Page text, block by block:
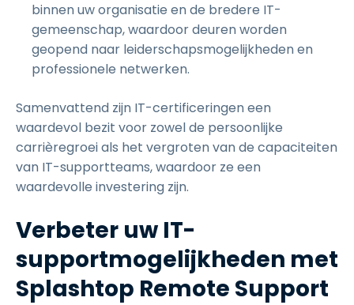
binnen uw organisatie en de bredere IT-
gemeenschap, waardoor deuren worden
geopend naar leiderschapsmogelijkheden en
professionele netwerken.
Samenvattend zijn IT-certificeringen een
waardevol bezit voor zowel de persoonlijke
carrièregroei als het vergroten van de capaciteiten
van IT-supportteams, waardoor ze een
waardevolle investering zijn.
Verbeter uw IT-
supportmogelijkheden met
Splashtop Remote Support